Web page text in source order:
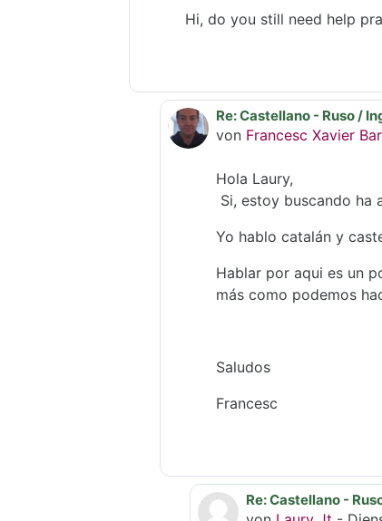
Hi, do you still need help
Als Antwort auf Laury
Re: Castellano - Ruso /
von Francesc Xavier
Hola Laury,
Si, estoy buscando ha
Yo hablo catalán y
Hablar por aqui es un
más como podemos
Saludos
Francesc
Als Antwort auf
Re: Castellano -